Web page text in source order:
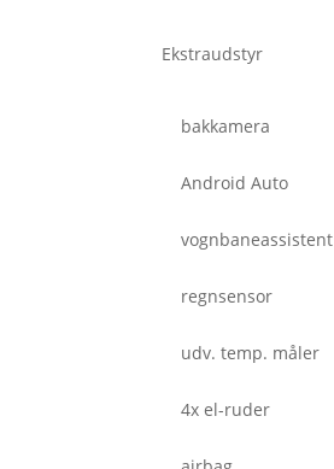
Ekstraudstyr
bakkamera
Android Auto
vognbaneassistent
regnsensor
udv. temp. måler
4x el-ruder